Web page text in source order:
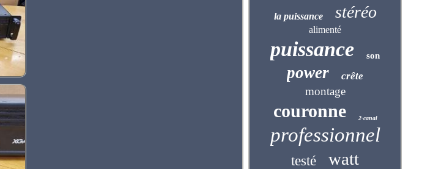
la puissance stéréo
alimenté
puissance son
power crête
montage
couronne 2-canal
professionnel
testé watt